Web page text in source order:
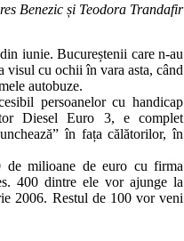
Benezic și Teodora Trandafir
iunie. Bucureștenii care n-au
visul cu ochii în vara asta, când
autobuze.
persoanelor cu handicap
Diesel Euro 3, e complet
în fața călătorilor, în
de milioane de euro cu firma
400 dintre ele vor ajunge la
2006. Restul de 100 vor veni